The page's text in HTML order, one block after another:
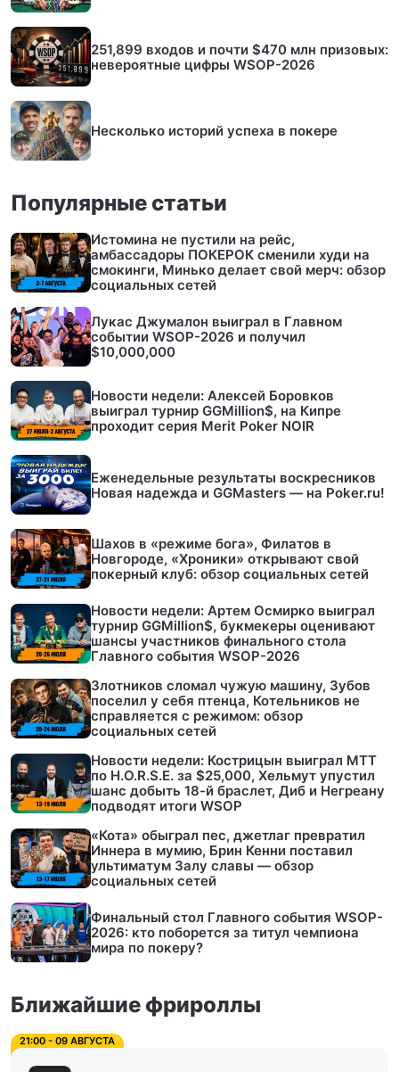
251,899 входов и почти $470 млн призовых:
невероятные цифры WSOP-2026
Несколько историй успеха в покере
Популярные статьи
Истомина не пустили на рейс,
амбассадоры ПОКЕРОК сменили худи на
смокинги, Минько делает свой мерч: обзор
социальных сетей
Лукас Джумалон выиграл в Главном
событии WSOP-2026 и получил
$10,000,000
Новости недели: Алексей Боровков
выиграл турнир GGMillion$, на Кипре
проходит серия Merit Poker NOIR
Еженедельные результаты воскресников
Новая надежда и GGMasters — на Poker.ru!
Шахов в «режиме бога», Филатов в
Новгороде, «Хроники» открывают свой
покерный клуб: обзор социальных сетей
Новости недели: Артем Осмирко выиграл
турнир GGMillion$, букмекеры оценивают
шансы участников финального стола
Главного события WSOP-2026
Злотников сломал чужую машину, Зубов
поселил у себя птенца, Котельников не
справляется с режимом: обзор
социальных сетей
Новости недели: Кострицын выиграл МТТ
по H.O.R.S.E. за $25,000, Хельмут упустил
шанс добыть 18-й браслет, Диб и Негреану
подводят итоги WSOP
«Кота» обыграл пес, джетлаг превратил
Иннера в мумию, Брин Кенни поставил
ультиматум Залу славы — обзор
социальных сетей
Финальный стол Главного события WSOP-
2026: кто поборется за титул чемпиона
мира по покеру?
Ближайшие фрироллы
21:00 - 09 АВГУСТА